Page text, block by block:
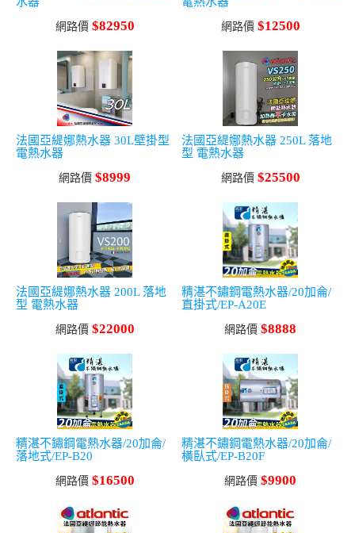
網路價 $82950 網路價 $12500
法國亞緹娜熱水器 30L壁掛型
電熱水器
網路價 $8999
法國亞緹娜熱水器 250L 落地
型 電熱水器
網路價 $25500
法國亞緹娜熱水器 200L 落地
型 電熱水器
網路價 $22000
精湛不鏽鋼電熱水器/20加侖/
直掛式/EP-A20E
網路價 $8888
精湛不鏽鋼電熱水器/20加侖/
落地式/EP-B20
網路價 $16500
精湛不鏽鋼電熱水器/20加侖/
橫臥式/EP-B20F
網路價 $9900